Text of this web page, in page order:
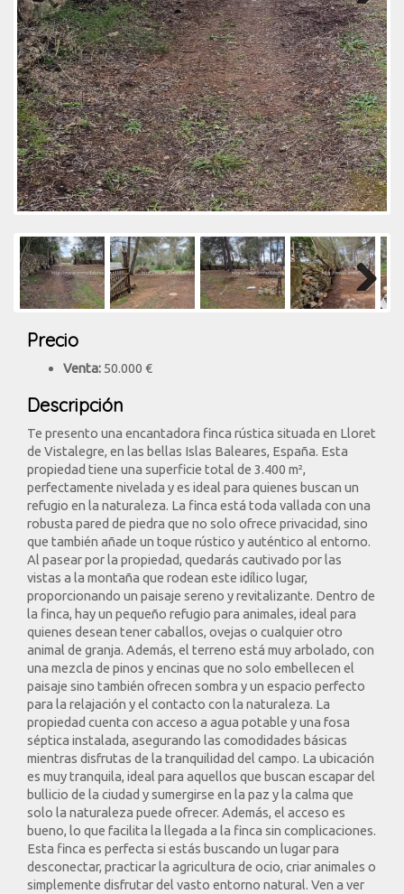
Next
Precio
Venta: 50.000 €
Descripción
Te presento una encantadora finca rústica situada en Lloret
de Vistalegre, en las bellas Islas Baleares, España. Esta
propiedad tiene una superficie total de 3.400 m²,
perfectamente nivelada y es ideal para quienes buscan un
refugio en la naturaleza. La finca está toda vallada con una
robusta pared de piedra que no solo ofrece privacidad, sino
que también añade un toque rústico y auténtico al entorno.
Al pasear por la propiedad, quedarás cautivado por las
vistas a la montaña que rodean este idílico lugar,
proporcionando un paisaje sereno y revitalizante. Dentro de
la finca, hay un pequeño refugio para animales, ideal para
quienes desean tener caballos, ovejas o cualquier otro
animal de granja. Además, el terreno está muy arbolado, con
una mezcla de pinos y encinas que no solo embellecen el
paisaje sino también ofrecen sombra y un espacio perfecto
para la relajación y el contacto con la naturaleza. La
propiedad cuenta con acceso a agua potable y una fosa
séptica instalada, asegurando las comodidades básicas
mientras disfrutas de la tranquilidad del campo. La ubicación
es muy tranquila, ideal para aquellos que buscan escapar del
bullicio de la ciudad y sumergirse en la paz y la calma que
solo la naturaleza puede ofrecer. Además, el acceso es
bueno, lo que facilita la llegada a la finca sin complicaciones.
Esta finca es perfecta si estás buscando un lugar para
desconectar, practicar la agricultura de ocio, criar animales o
simplemente disfrutar del vasto entorno natural. Ven a ver